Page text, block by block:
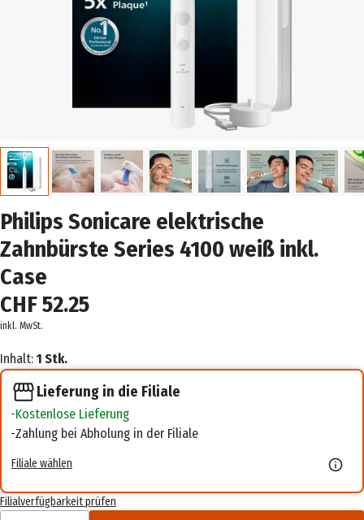
Philips Sonicare elektrische
Zahnbürste Series 4100 weiß inkl.
Case
CHF 52.25
inkl. MwSt.
Inhalt: 1 Stk.
Lieferung in die Filiale
Kostenlose Lieferung
Zahlung bei Abholung in der Filiale
Filiale wählen
Filialverfügbarkeit prüfen